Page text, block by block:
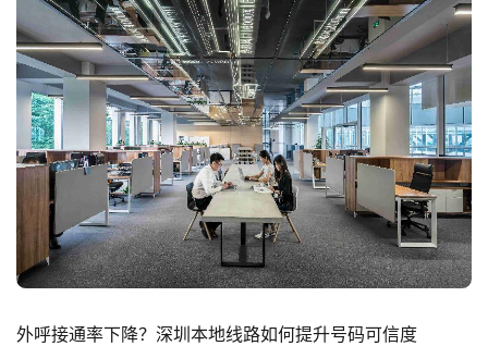
外呼接通率下降？深圳本地线路如何提升号码可信度